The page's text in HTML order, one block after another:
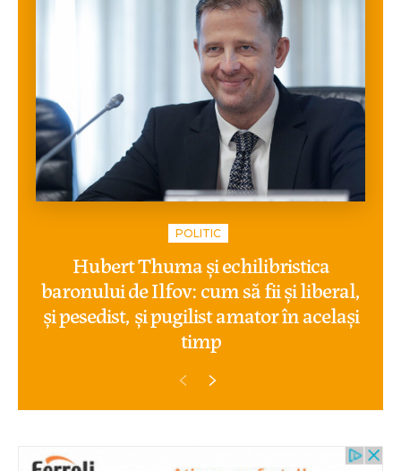
POLITIC
Hubert Thuma și echilibristica
baronului de Ilfov: cum să fii și liberal,
și pesedist, și pugilist amator în același
timp